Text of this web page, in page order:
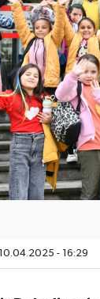
10.04.2025 - 16:29